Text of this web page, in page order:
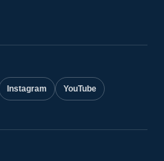
Instagram YouTube